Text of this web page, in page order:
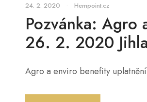
24. 2. 2020 • Hempoint.cz
Pozvánka:
26. 2. 2020
Agro a enviro benefity